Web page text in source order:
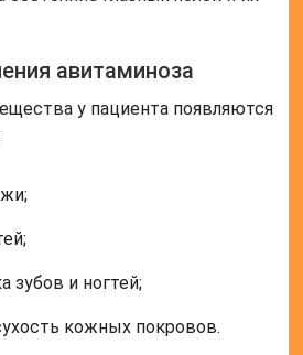
авитаминоза
у пациента появляются
зубов и ногтей;
кожных покровов.